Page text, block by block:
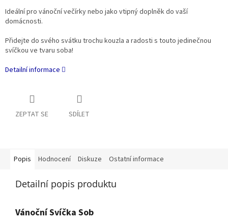
Ideální pro vánoční večírky nebo jako vtipný doplněk do vaší
domácnosti.
Přidejte do svého svátku trochu kouzla a radosti s touto jedinečnou
svíčkou ve tvaru soba!
Detailní informace
ZEPTAT SE SDÍLET
Popis Hodnocení Diskuze Ostatní informace
Detailní popis produktu
Vánoční Svíčka Sob